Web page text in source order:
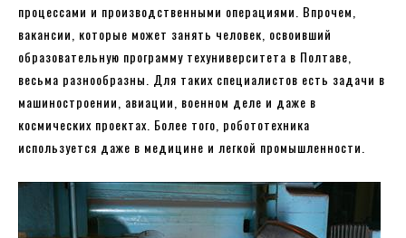
процессами и производственными операциями. Впрочем,
вакансии, которые может занять человек, освоивший
образовательную программу техуниверситета в Полтаве,
весьма разнообразны. Для таких специалистов есть задачи в
машиностроении, авиации, военном деле и даже в
космических проектах. Более того, робототехника
используется даже в медицине и легкой промышленности.